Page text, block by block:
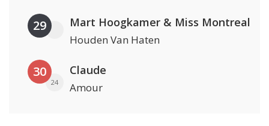
29 Mart Hoogkamer & Miss Montreal
Houden Van Haten
30
24
Claude
Amour